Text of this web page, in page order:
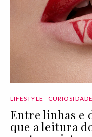
LIFESTYLE
Entre linhas e
que a leitura